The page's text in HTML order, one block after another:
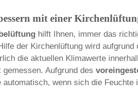
mit einer
hilft Ihnen, immer das
der Kirchenlüftung wird
die aktuellen Klimawerte
gemessen. Aufgrund des
automatisch, wenn sich die Feuchte